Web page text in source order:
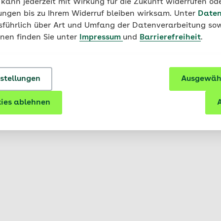
kann jederzeit mit Wirkung für die Zukunft widerrufen
bis zu Ihrem Widerruf bleiben wirksam. Unter
über Art und Umfang der Datenverarbeitung
finden Sie unter
Impressum und Barrierefreiheit.
ablehnen
AOK für Lehrkräfte und
unterscheiden sich regional. Mit der Postleitzahl Ihres